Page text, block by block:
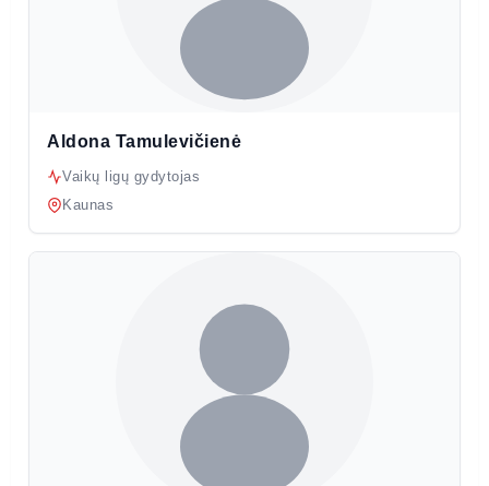
Aldona Tamulevičienė
Vaikų ligų gydytojas
Kaunas